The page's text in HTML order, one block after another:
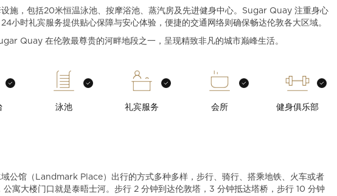
施，包括20米恒温泳池、按摩浴池、蒸汽房及先进健身中心。Sugar Quay 注重身心
小时礼宾服务提供贴心保障与安心体验，便捷的交通网络则确保畅达伦敦各大区域。
Quay 在伦敦最尊贵的河畔地段之一，呈现精致非凡的城市巅峰生活。
泳池 礼宾服务 会所 健身俱乐部
公馆（Landmark Place）出行的方式多种多样，步行、骑行、搭乘地铁、火车或者
寓大楼门口就是泰晤士河。步行 2 分钟到达伦敦塔，3 分钟抵达塔桥，步行 10 分钟